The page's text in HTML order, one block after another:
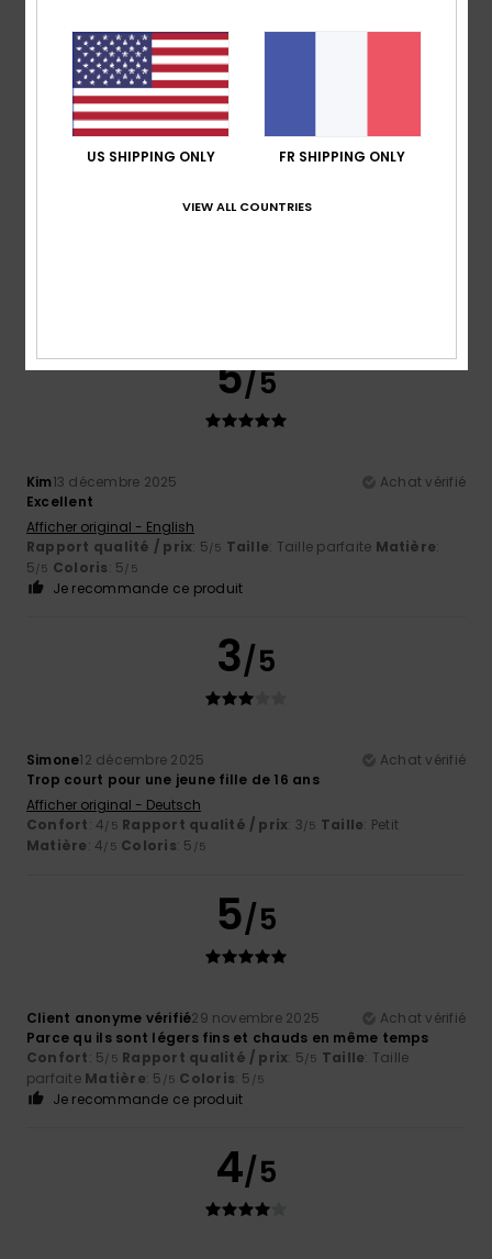
5
Ils sont d'excellente qualité et remplissent parfaitement
5/5
Kim13 décembre 2025
Achat vérifié
Excellent
Afficher original - English
Rapport qualité / prix: 5/5 Taille: Taille parfaite Matière:
5/5 Coloris: 5/5
Je recommande ce produit
3/5
Simone12 décembre 2025
Achat vérifié
Trop court pour une jeune fille de 16 ans
Afficher original - Deutsch
Confort: 4/5 Rapport qualité / prix: 3/5 Taille: Petit
Matière: 4/5 Coloris: 5 /5
5/5
Client anonyme vérifié29 novembre 2025
Achat vérifié
Parce qu ils sont légers fins et chauds en même temps
Confort: 5/5 Rapport qualité / prix: 5/5 Taille: Taille
parfaite Matière: 5 /5 Coloris: 5 /5
Je recommande ce produit
4/5
US SHIPPING ONLY FR SHIPPING ONLY
VIEW ALL COUNTRIES